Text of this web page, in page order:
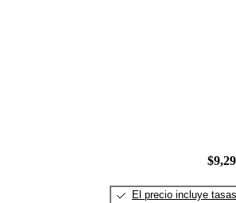
El precio incluye tasas